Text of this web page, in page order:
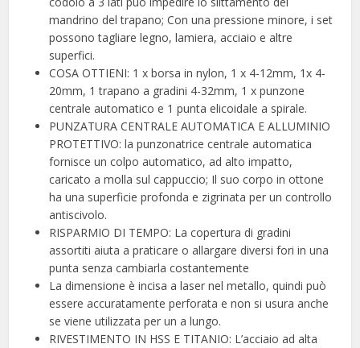
mandrino del trapano; Con una pressione minore, i set
possono tagliare legno, lamiera, acciaio e altre
superfici.
COSA OTTIENI: 1 x borsa in nylon, 1 x 4-12mm, 1x 4-
20mm, 1 trapano a gradini 4-32mm, 1 x punzone
centrale automatico e 1 punta elicoidale a spirale.
PUNZATURA CENTRALE AUTOMATICA E ALLUMINIO
PROTETTIVO: la punzonatrice centrale automatica
fornisce un colpo automatico, ad alto impatto,
caricato a molla sul cappuccio; Il suo corpo in ottone
ha una superficie profonda e zigrinata per un controllo
antiscivolo.
RISPARMIO DI TEMPO: La copertura di gradini
assortiti aiuta a praticare o allargare diversi fori in una
punta senza cambiarla costantemente
La dimensione è incisa a laser nel metallo, quindi può
essere accuratamente perforata e non si usura anche
se viene utilizzata per un a lungo.
RIVESTIMENTO IN HSS E TITANIO: L’acciaio ad alta